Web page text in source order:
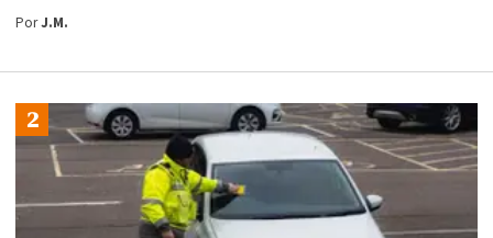
PorJ.M.